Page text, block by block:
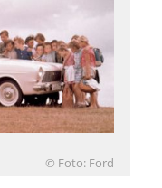
© Foto: Ford